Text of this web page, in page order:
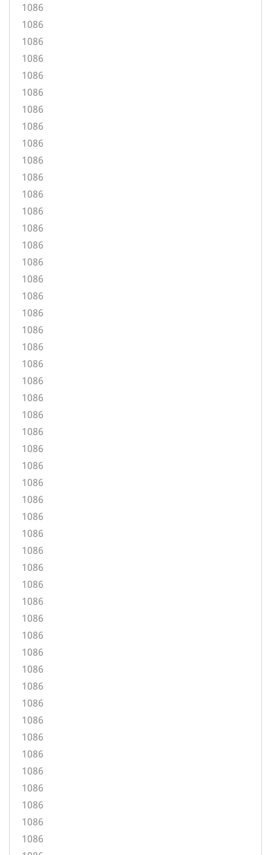
1086
1086
1086
1086
1086
1086
1086
1086
1086
1086
1086
1086
1086
1086
1086
1086
1086
1086
1086
1086
1086
1086
1086
1086
1086
1086
1086
1086
1086
1086
1086
1086
1086
1086
1086
1086
1086
1086
1086
1086
1086
1086
1086
1086
1086
1086
1086
1086
1086
1086